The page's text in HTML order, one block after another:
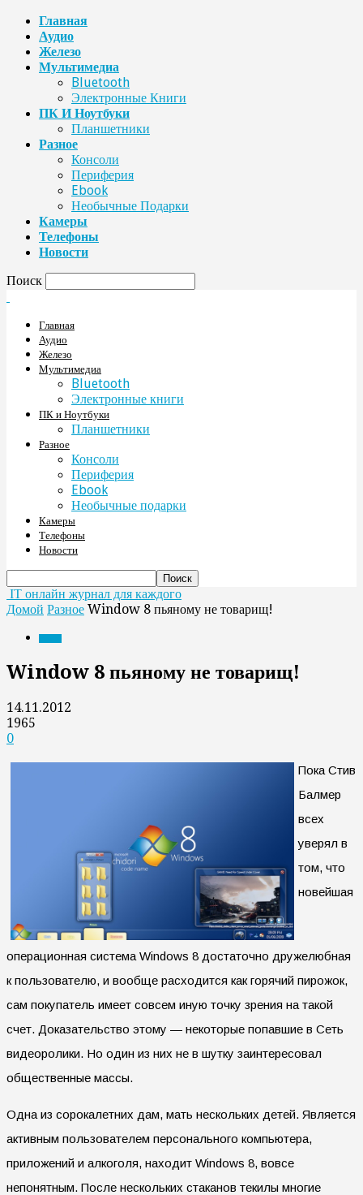
Главная
Аудио
Железо
Мультимедиа
Bluetooth
Электронные Книги
ПК И Ноутбуки
Планшетники
Разное
Консоли
Периферия
Ebook
Необычные Подарки
Камеры
Телефоны
Новости
Поиск
Главная
Аудио
Железо
Мультимедиа
Bluetooth
Электронные книги
ПК и Ноутбуки
Планшетники
Разное
Консоли
Периферия
Ebook
Необычные подарки
Камеры
Телефоны
Новости
IT онлайн журнал для каждого
Домой Разное Window 8 пьяному не товарищ!
Window 8 пьяному не товарищ!
14.11.2012
1965
0
Пока Стив
Балмер
всех
уверял в
том, что
новейшая
операционная система Windows 8 достаточно дружелюбная
к пользователю, и вообще расходится как горячий пирожок,
сам покупатель имеет совсем иную точку зрения на такой
счет. Доказательство этому — некоторые попавшие в Сеть
видеоролики. Но один из них не в шутку заинтересовал
общественные массы.
Одна из сорокалетних дам, мать нескольких детей. Является
активным пользователем персонального компьютера,
приложений и алкоголя, находит Windows 8, вовсе
непонятным. После нескольких стаканов текилы многие